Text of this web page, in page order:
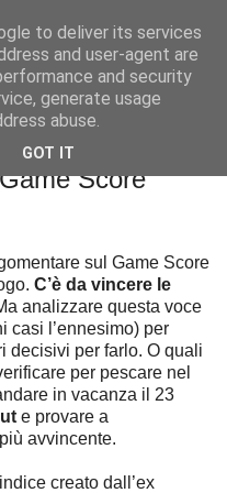
a Casella e
Score
sul Game Score
C’è da vincere le
analizzare questa voce
casi l’ennesimo) per
decisivi per farlo. O quali
per pescare nel
in vacanza il 23
e provare a
avvincente.
creato dall’ex
to deliver its services
and user-agent are
and security
generate usage
abuse.
GOT IT